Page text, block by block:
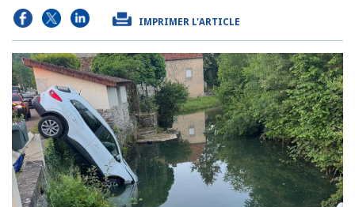
IMPRIMER L'ARTICLE